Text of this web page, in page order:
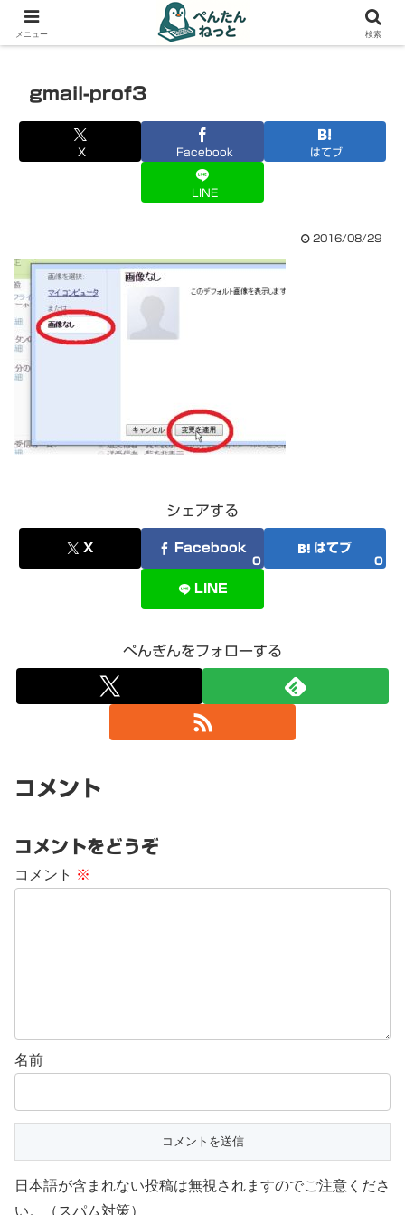
PCやガジェットの備忘録
gmail-prof3
X Facebook はてブ
LINE
2016/08/29
シェアする
X Facebook
0
はてブ
0
LINE
ぺんぎんをフォローする
コメント
コメントをどうぞ
コメント ※
名前
日本語が含まれない投稿は無視されますのでご注意くださ
い。（スパム対策）
メニュー 検索